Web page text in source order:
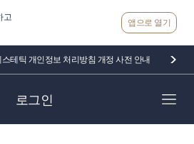
고
앱으로 열기
테틱 개인정보 처리방침 개정 사전 안내
로그인